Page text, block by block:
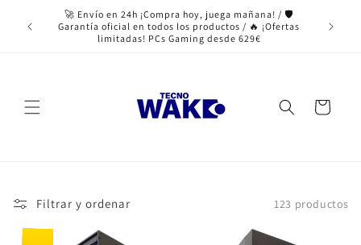
directamente
al contenido
🚀 Envío en 24h ¡Compra hoy, juega mañana! / 🛡️
Garantía oficial en todos los productos / 🔥 ¡Ofertas
limitadas! PCs Gaming desde 629€
Carrito
Filtrar y ordenar 123 productos